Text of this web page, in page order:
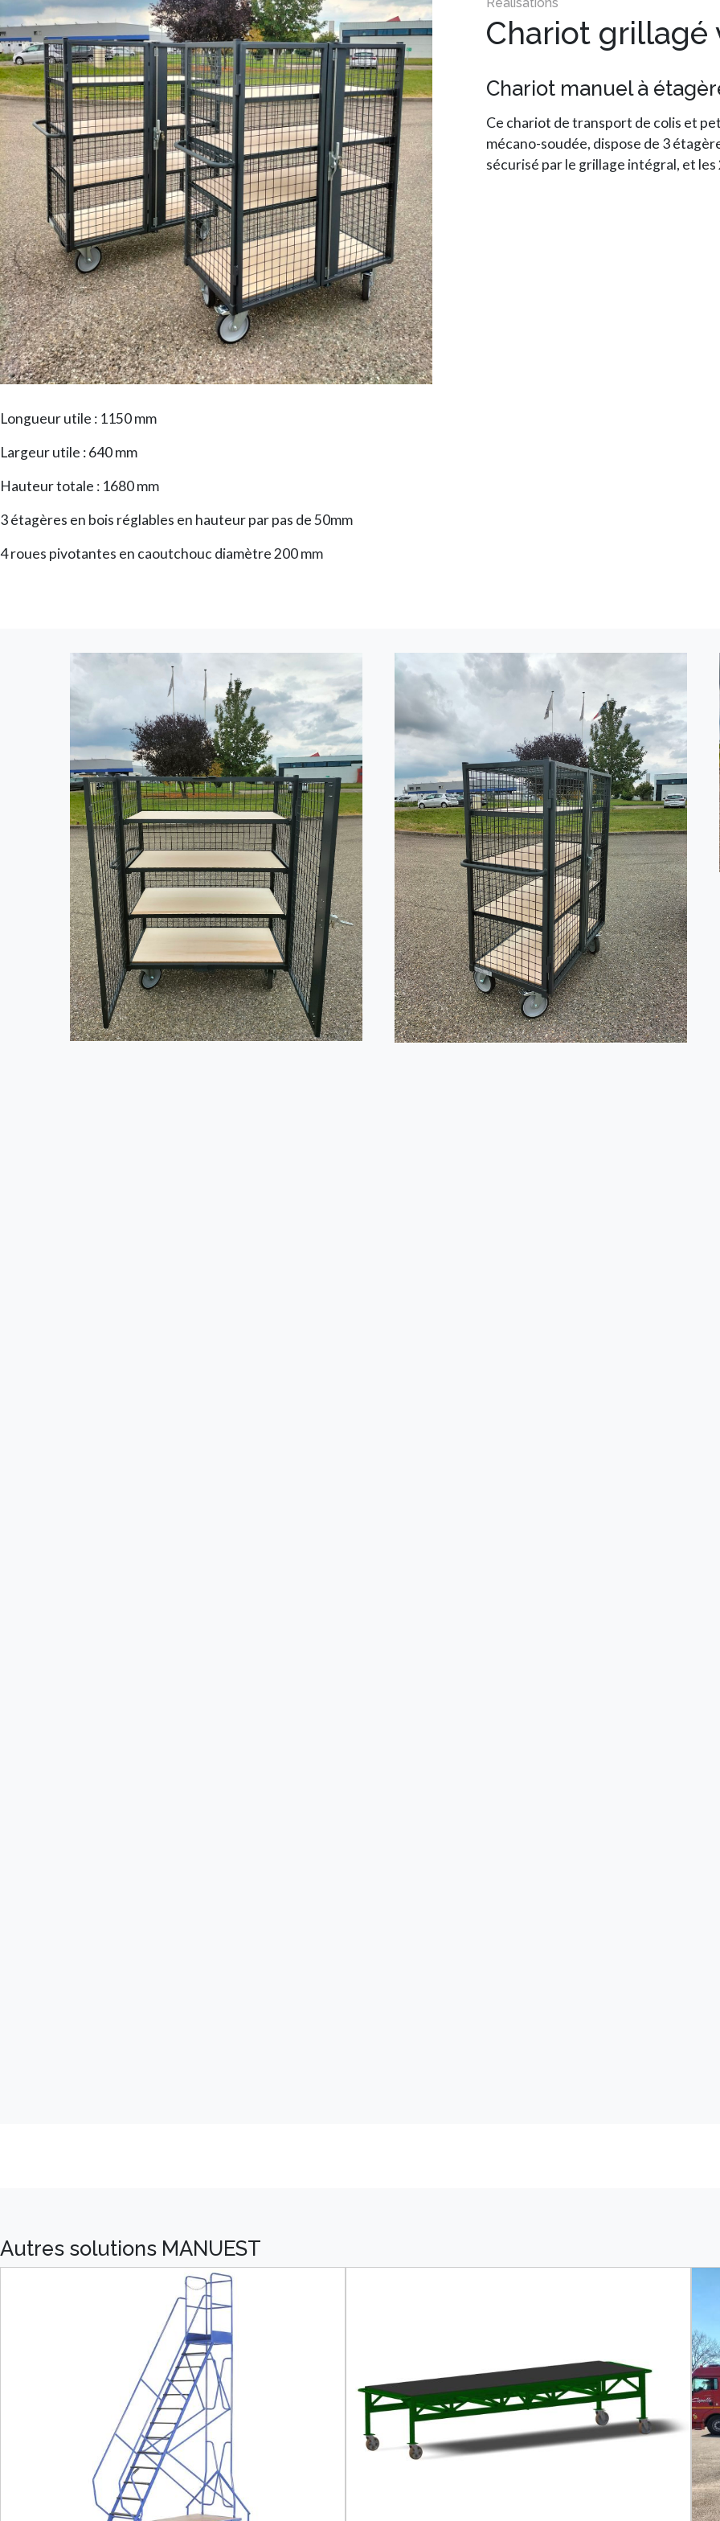
Chariot grillagé
Chariot manuel à
Ce chariot de transport de colis et
mécano-soudée, dispose de 3
sécurisé par le grillage intégral, et
Longueur utile : 1150 mm
Largeur utile : 640 mm
Hauteur totale : 1680 mm
3 étagères en bois réglables en hauteur par pas de 50mm
4 roues pivotantes en caoutchouc diamètre 200 mm
Image
Autres solutions MANUEST